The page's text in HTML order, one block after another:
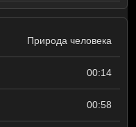
Природа человека
00:14
00:58